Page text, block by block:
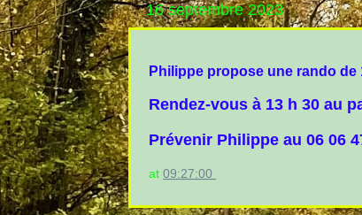
16 septembre 2023
Philippe propose une rando
Rendez-vous à 13 h 30 au
Prévenir Philippe au 06 06
at 09:27:00